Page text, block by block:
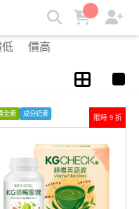
究室
價高
限時 9 折
全素 成分奶素